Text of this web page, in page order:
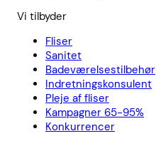
Vi tilbyder
Fliser
Sanitet
Badeværelsestilbehør
Indretningskonsulent
Pleje af fliser
Kampagner 65-95%
Konkurrencer